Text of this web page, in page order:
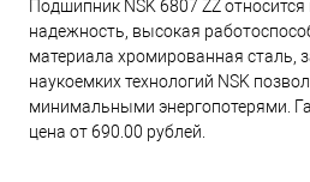
Подшипник NSK 6807 ZZ
надежность, высокая
материала хромированная сталь,
наукоемких технологий NSK
минимальными энергопотерями.
цена от 690.00 рублей.